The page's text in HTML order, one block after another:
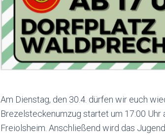
Am Dienstag, den 30.4. dürfen wir euch
Brezelsteckenumzug startet um 17:00
Freiolsheim. Anschließend wird das